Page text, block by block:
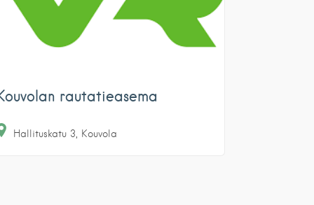
rautatieasema
Hallituskatu 3 Kouvola